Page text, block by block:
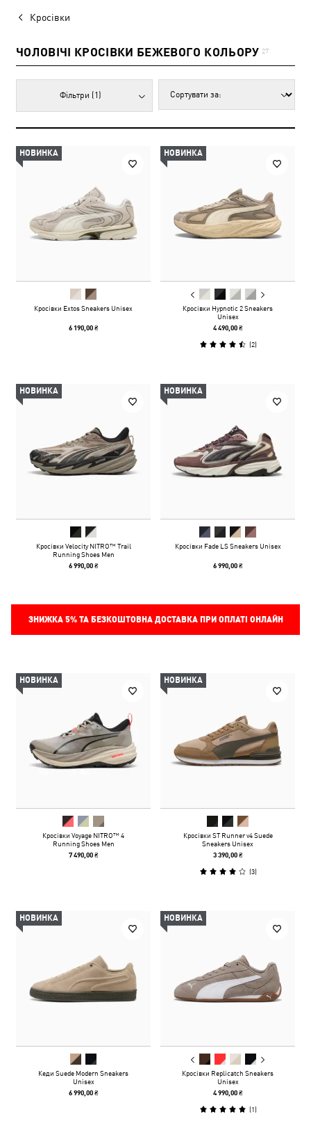
Кросівки
ЧОЛОВІЧІ КРОСІВКИ БЕЖЕВОГО КОЛЬОРУ 27
Фільтри (1)
НОВИНКА
Кросівки Extos Sneakers Unisex
6 190,00 ₴
НОВИНКА
Кросівки Hypnotic 2 Sneakers
Unisex
4 490,00 ₴
(2)
НОВИНКА
Кросівки Velocity NITRO™ Trail
Running Shoes Men
6 990,00 ₴
НОВИНКА
Кросівки Fade LS Sneakers Unisex
6 990,00 ₴
ЗНИЖКА 5%ТА БЕЗКОШТОВНА ДОСТАВКА ПРИ ОПЛАТІ ОНЛАЙН
НОВИНКА
Кросівки Voyage NITRO™ 4
Running Shoes Men
7 490,00 ₴
НОВИНКА
Кросівки ST Runner v4 Suede
Sneakers Unisex
3 390,00 ₴
(3)
НОВИНКА
Кеди Suede Modern Sneakers
Unisex
6 990,00 ₴
НОВИНКА
Кросівки Replicatch Sneakers
Unisex
4 990,00 ₴
(1)